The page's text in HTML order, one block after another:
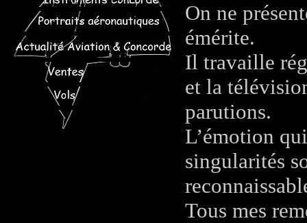
On ne
émérite.
Il travaille
et la
parutions.
L’émotion
singularités
Tous mes